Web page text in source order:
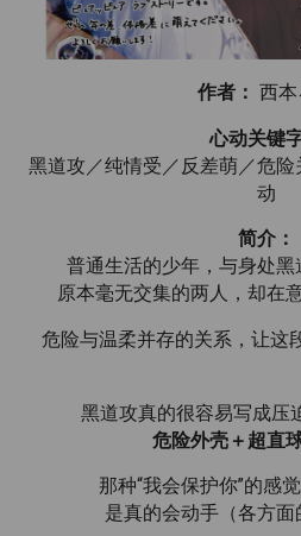
作者： 西本
心动关键
黑道攻／纯情受／反差萌／危
动
简介：
普通生活的少年，与身处黑
原本毫无交集的两人，却在
危险与温柔并存的关系，让这
黑道攻真的很容易写成
危险外壳＋超直
那种“我会保护你”的感
是真的会动手（各方面